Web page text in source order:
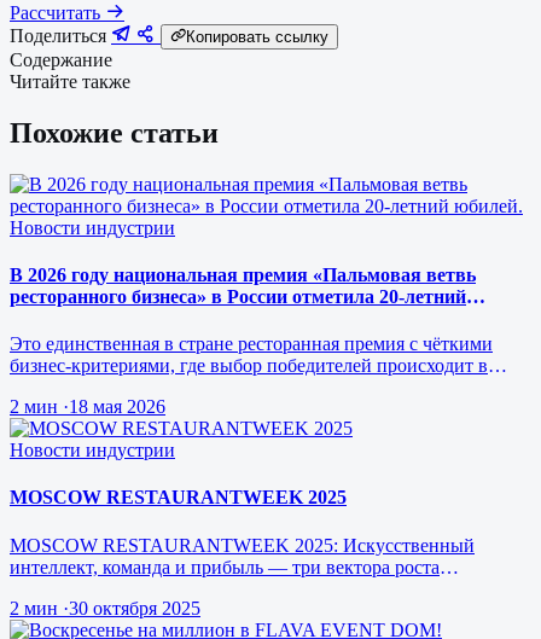
Рассчитать
Поделиться
Копировать ссылку
Содержание
Читайте также
Похожие статьи
Новости индустрии
В 2026 году национальная премия «Пальмовая ветвь
ресторанного бизнеса» в России отметила 20-летний
Это единственная в стране ресторанная премия с чёткими
бизнес-критериями, где выбор победителей происходит в
2 мин ·18 мая 2026
Новости индустрии
MOSCOW RESTAURANTWEEK 2025
MOSCOW RESTAURANTWEEK 2025: Искусственный
интеллект, команда и прибыль — три вектора роста
2 мин ·30 октября 2025